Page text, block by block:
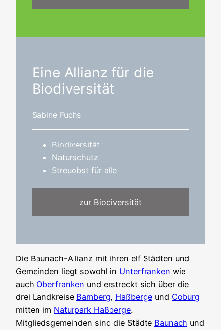
Eine Allianz für die
Biodiversität
Sabine Fuchs
Biodiversität
Naturschutz
Streuobst für alle
zur Biodiversität
Die Baunach-Allianz mit ihren elf Städten und
Gemeinden liegt sowohl in Unterfranken wie
auch Oberfranken und erstreckt sich über die
drei Landkreise Bamberg, Haßberge und Coburg
mitten im Naturpark Haßberge.
Mitgliedsgemeinden sind die Städte Baunach und